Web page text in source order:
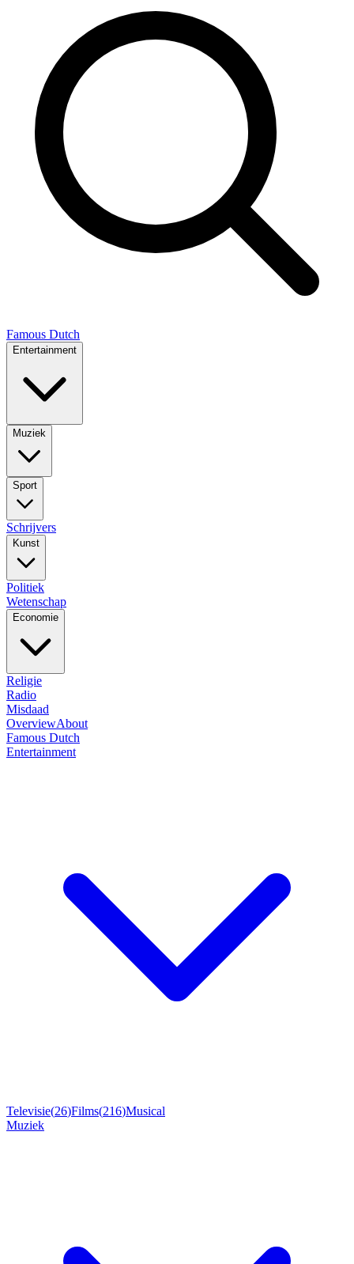
Famous Dutch
Entertainment
Muziek
Sport
Schrijvers
Kunst
Politiek
Wetenschap
Economie
Religie
Radio
Misdaad
OverviewAbout
Famous Dutch
Entertainment
Televisie(26)Films(216)Musical
Muziek